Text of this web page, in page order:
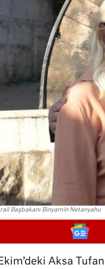
Başbakanı Binyamin Netanyahu
Ekim’deki Aksa